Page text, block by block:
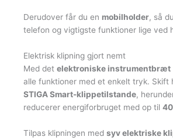
Derudover får du en mobilholder, så
telefon og vigtigste funktioner lige ved
Elektrisk klipning gjort nemt
Med det elektroniske instrumentbræt
alle funktioner med et enkelt tryk. Skift
STIGA Smart-klippetilstande,
reducerer energiforbruget med op til
Tilpas klipningen med syv elektriske